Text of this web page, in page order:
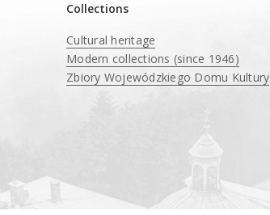
Collections
Cultural heritage
Modern collections (since 1946)
Zbiory Wojewódzkiego Domu Kultury